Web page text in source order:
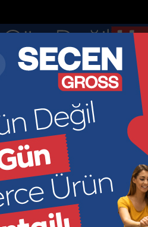
EURO
52.8913
GR